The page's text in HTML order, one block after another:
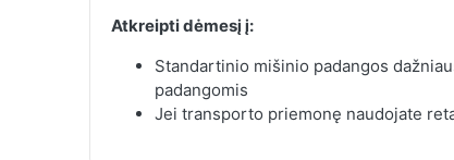
Atkreipti dėmesį į:
Standartinio mišinio padangos
padangomis
Jei transporto priemonę naudojate